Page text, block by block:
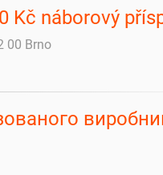
Kč náborový
00 Brno